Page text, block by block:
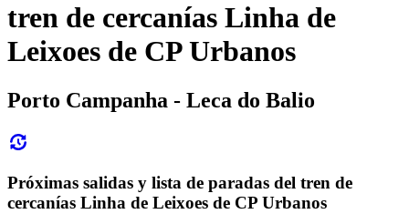
tren de cercanías Linha de
Leixoes de CP Urbanos
Porto Campanha - Leca do Balio
Próximas salidas y lista de paradas del tren de
cercanías Linha de Leixoes de CP Urbanos